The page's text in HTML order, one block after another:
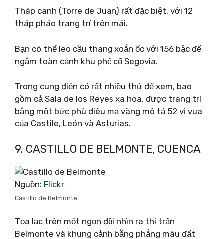
Tháp canh (Torre de Juan) rất đặc biệt, với 12
tháp pháo trang trí trên mái.
Bạn có thể leo cầu thang xoắn ốc với 156 bậc để
ngắm toàn cảnh khu phố cổ Segovia.
Trong cung điện có rất nhiều thứ để xem, bao
gồm cả Sala de los Reyes xa hoa, được trang trí
bằng một bức phù điêu mạ vàng mô tả 52 vị vua
của Castile, León và Asturias.
9. CASTILLO DE BELMONTE, CUENCA
Nguồn: Flickr
Castillo de Belmonte
Tọa lạc trên một ngọn đồi nhìn ra thị trấn
Belmonte và khung cảnh bằng phẳng màu đất